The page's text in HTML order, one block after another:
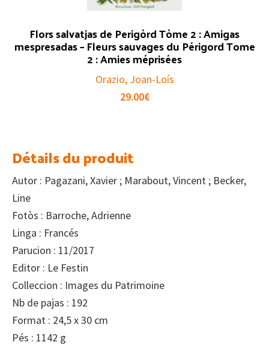
Flors salvatjas de Perigòrd Tòme 2 : Amigas
mespresadas – Fleurs sauvages du Périgord Tome
2 : Amies méprisées
Orazio, Joan-Loís
29.00€
Détails du produit
Autor : Pagazani, Xavier ; Marabout, Vincent ; Becker,
Line
Fotòs : Barroche, Adrienne
Linga : Francés
Parucion : 11/2017
Editor : Le Festin
Colleccion : Images du Patrimoine
Nb de pajas : 192
Format : 24,5 x 30 cm
Pés : 1142 g